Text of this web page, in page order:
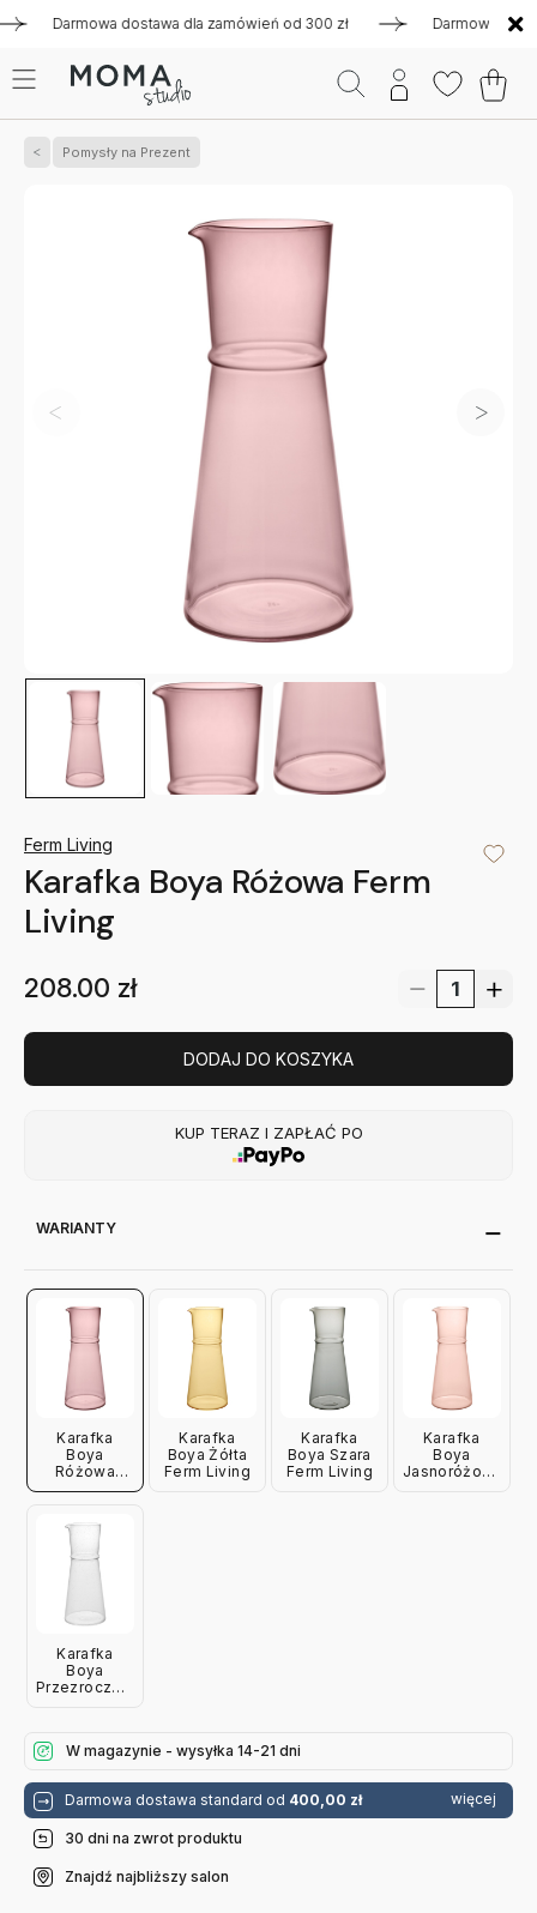
Darmowa dostawa dla zamówień od 300 zł Darmowa dostawa
Pomysły na Prezent
Ferm Living
Karafka Boya Różowa Ferm
Living
208.00 zł
DODAJ DO KOSZYKA
KUP TERAZ I ZAPŁAĆ PO
WARIANTY
Karafka
Boya
Różowa
Ferm Living
Karafka
Boya Żółta
Ferm Living
Karafka
Boya Szara
Ferm Living
Karafka
Boya
Jasnoróżowa
Karafka
Boya
Przezroczysta
W magazynie - wysyłka 14-21 dni
Darmowa dostawa standard od 400,00 zł więcej
30 dni na zwrot produktu
Znajdź najbliższy salon